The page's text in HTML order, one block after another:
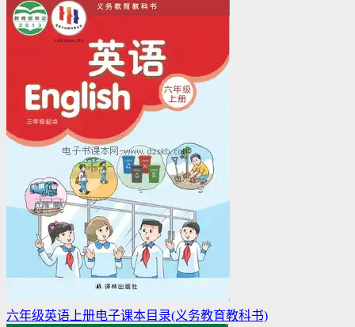
六年级英语上册电子课本目录(义务教育教科书)